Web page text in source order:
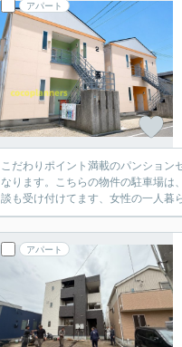
アパート
こだわりポイント満載のパンショ
なります。こちらの物件の駐車場は
談も受け付けてます、女性の一人暮
アパート